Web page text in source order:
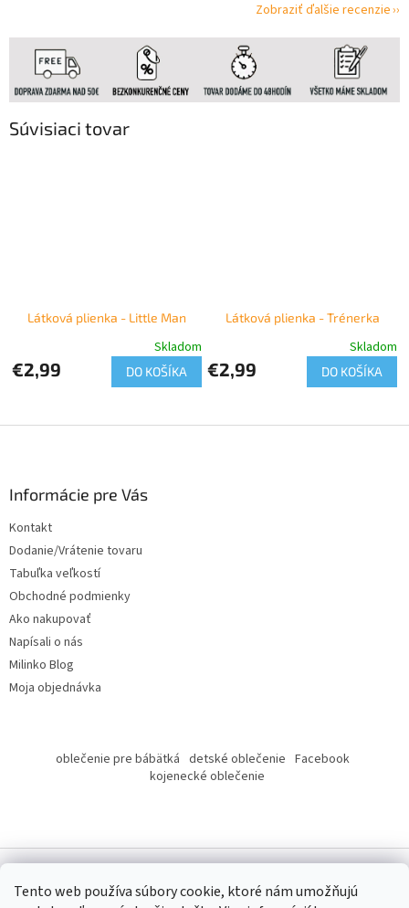
Tento web používa súbory cookie, ktoré nám umožňujú
Súvisiaci tovar
Látková plienka - Little Man
Skladom
€2,99 DO KOŠÍKA
Látková plienka - Trénerka
Skladom
€2,99 DO KOŠÍKA
Zobraziť ďalšie recenzie
Informácie pre Vás
Kontakt
Dodanie/Vrátenie tovaru
Tabuľka veľkostí
Obchodné podmienky
Ako nakupovať
Napísali o nás
Milinko Blog
Moja objednávka
oblečenie pre bábätká detské oblečenie Facebook
kojenecké oblečenie